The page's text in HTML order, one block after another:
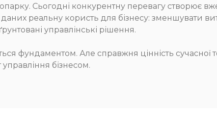
Сьогодні конкурентну перевагу створює
реальну користь для бізнесу: зменшувати
управлінські рішення.
фундаментом. Але справжня цінність
управління бізнесом.